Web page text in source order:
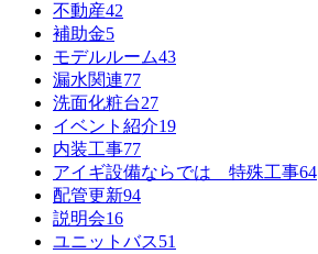
不動産42
補助金5
モデルルーム43
漏水関連77
洗面化粧台27
イベント紹介19
内装工事77
アイギ設備ならでは 特殊工事64
配管更新94
説明会16
ユニットバス51